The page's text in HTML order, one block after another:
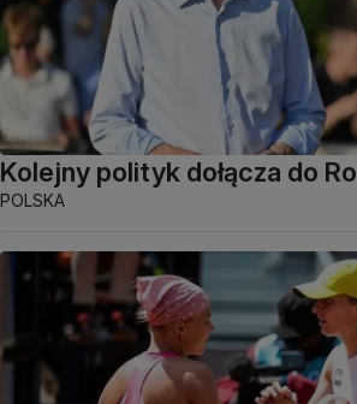
Kolejny polityk dołącza do
POLSKA